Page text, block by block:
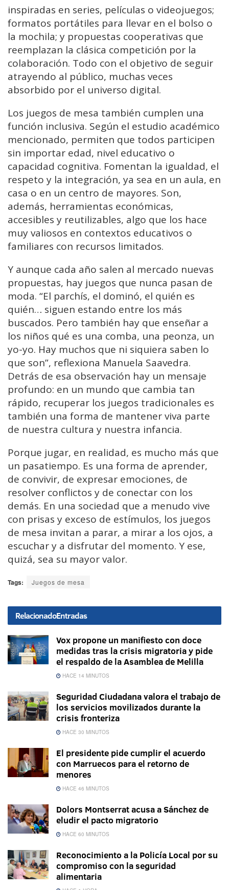
inspiradas en series, películas o videojuegos;
formatos portátiles para llevar en el bolso o
la mochila; y propuestas cooperativas que
reemplazan la clásica competición por la
colaboración. Todo con el objetivo de seguir
atrayendo al público, muchas veces
absorbido por el universo digital.
Los juegos de mesa también cumplen una
función inclusiva. Según el estudio académico
mencionado, permiten que todos participen
sin importar edad, nivel educativo o
capacidad cognitiva. Fomentan la igualdad, el
respeto y la integración, ya sea en un aula, en
casa o en un centro de mayores. Son,
además, herramientas económicas,
accesibles y reutilizables, algo que los hace
muy valiosos en contextos educativos o
familiares con recursos limitados.
Y aunque cada año salen al mercado nuevas
propuestas, hay juegos que nunca pasan de
moda. “El parchís, el dominó, el quién es
quién… siguen estando entre los más
buscados. Pero también hay que enseñar a
los niños qué es una comba, una peonza, un
yo-yo. Hay muchos que ni siquiera saben lo
que son”, reflexiona Manuela Saavedra.
Detrás de esa observación hay un mensaje
profundo: en un mundo que cambia tan
rápido, recuperar los juegos tradicionales es
también una forma de mantener viva parte
de nuestra cultura y nuestra infancia.
Porque jugar, en realidad, es mucho más que
un pasatiempo. Es una forma de aprender,
de convivir, de expresar emociones, de
resolver conflictos y de conectar con los
demás. En una sociedad que a menudo vive
con prisas y exceso de estímulos, los juegos
de mesa invitan a parar, a mirar a los ojos, a
escuchar y a disfrutar del momento. Y ese,
quizá, sea su mayor valor.
Tags: Juegos de mesa
RelacionadoEntradas
Vox propone un manifiesto con doce
medidas tras la crisis migratoria y pide
el respaldo de la Asamblea de Melilla
HACE 14 MINUTOS
Seguridad Ciudadana valora el trabajo de
los servicios movilizados durante la
crisis fronteriza
HACE 30 MINUTOS
El presidente pide cumplir el acuerdo
con Marruecos para el retorno de
menores
HACE 46 MINUTOS
Dolors Montserrat acusa a Sánchez de
eludir el pacto migratorio
HACE 60 MINUTOS
Reconocimiento a la Policía Local por su
compromiso con la seguridad
alimentaria